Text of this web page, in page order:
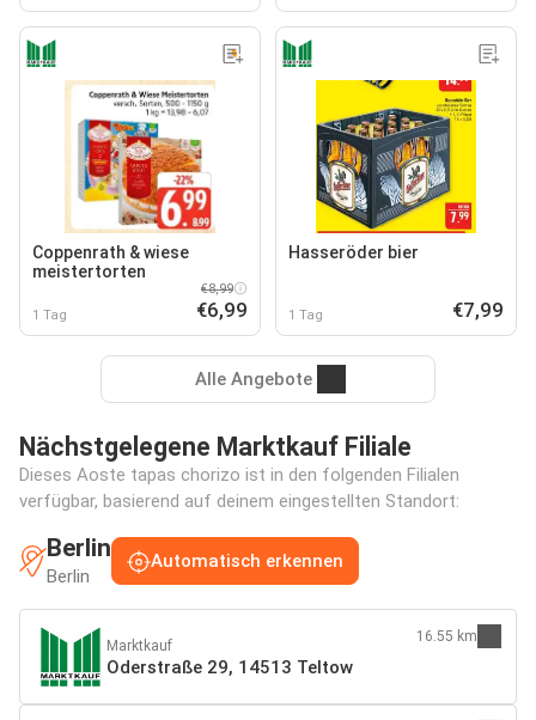
Coppenrath & wiese
meistertorten
1 Tag
€8,99
€6,99
Hasseröder bier
1 Tag €7,99
Alle Angebote
Nächstgelegene Marktkauf Filiale
Dieses Aoste tapas chorizo ist in den folgenden Filialen
verfügbar, basierend auf deinem eingestellten Standort:
Berlin
Berlin
Automatisch erkennen
Marktkauf
Oderstraße 29, 14513 Teltow
16.55 km